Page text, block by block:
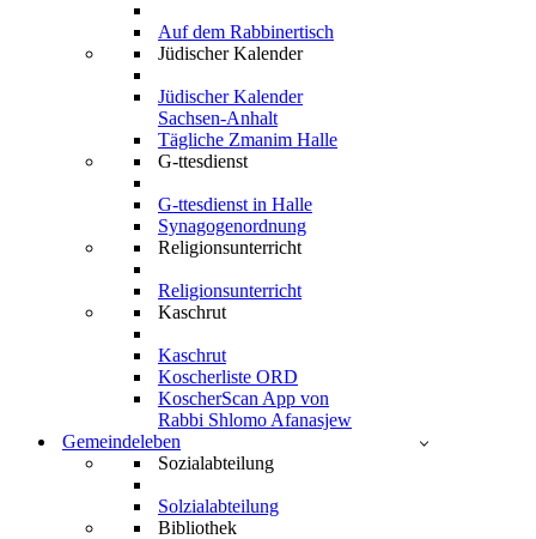
Auf dem Rabbinertisch
Jüdischer Kalender
Jüdischer Kalender
Sachsen-Anhalt
Tägliche Zmanim Halle
G-ttesdienst
G-ttesdienst in Halle
Synagogenordnung
Religionsunterricht
Religionsunterricht
Kaschrut
Kaschrut
Koscherliste ORD
KoscherScan App von
Rabbi Shlomo Afanasjew
Gemeindeleben
Sozialabteilung
Solzialabteilung
Bibliothek